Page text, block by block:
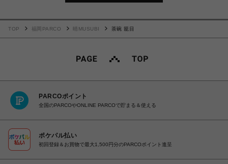
TOP 福岡PARCO 晴MUSUBI 茶碗 籠目
PARCOポイント
全国のPARCOやONLINE PARCOで貯まる＆使える
ポケパル払い
初回登録＆お買物で最大1,500円分のPARCOポイント進呈